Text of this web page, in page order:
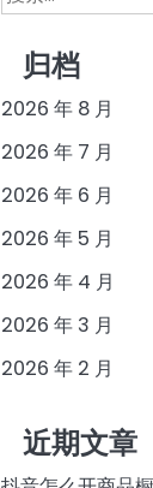
索：
归档
2026 年 8 月
2026 年 7 月
2026 年 6 月
2026 年 5 月
2026 年 4 月
2026 年 3 月
2026 年 2 月
近期文章